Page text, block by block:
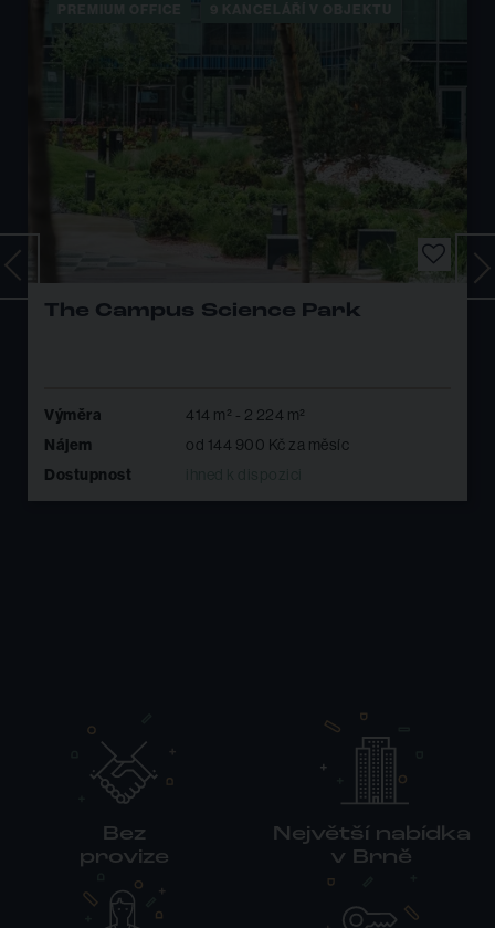
The Campus Science Park
Výměra 414 m² - 2 224 m²
Nájem od 144 900 Kč za měsíc
Dostupnost
Bez
provize
Největší nabídka
v Brně